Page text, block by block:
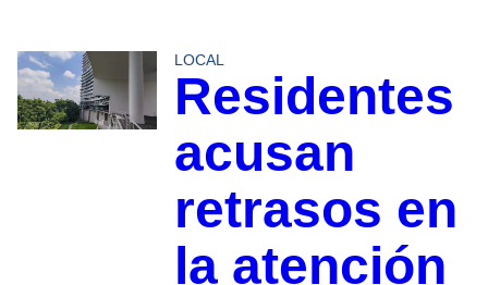
LOCAL
Residentes
acusan
retrasos en
la atención